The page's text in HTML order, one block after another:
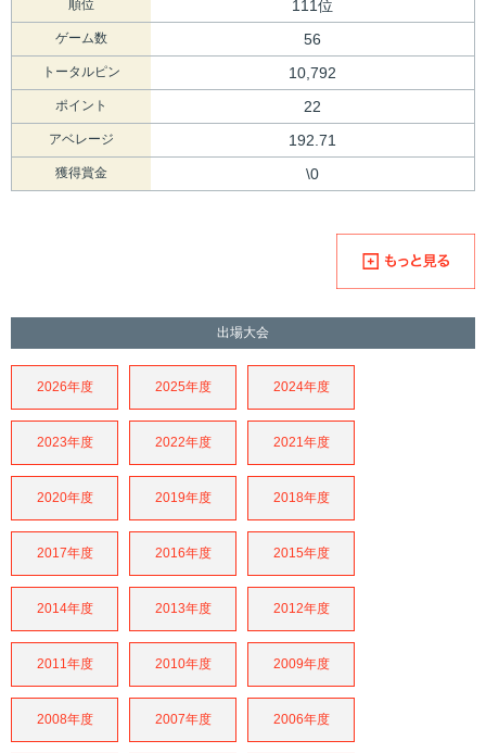
順位 111位
ゲーム数 56
トータルピン 10,792
ポイント 22
アベレージ 192.71
獲得賞金 \0
出場大会
2026年度 2025年度 2024年度
2023年度 2022年度 2021年度
2020年度 2019年度 2018年度
2017年度 2016年度 2015年度
2014年度 2013年度 2012年度
2011年度 2010年度 2009年度
2008年度 2007年度 2006年度